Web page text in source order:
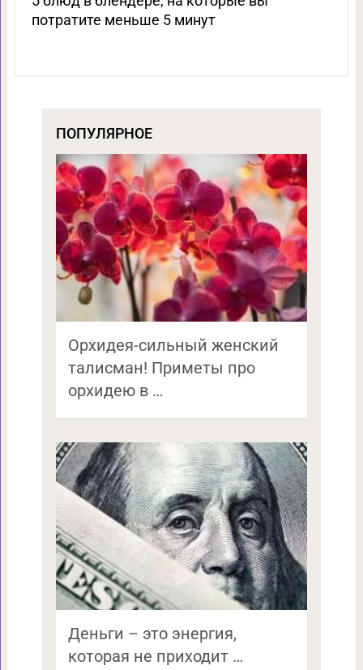
потратите меньше 5 минут
ПОПУЛЯРНОЕ
Орхидея-сильный женский
талисман! Приметы про
орхидею в …
Деньги – это энергия,
которая не приходит …